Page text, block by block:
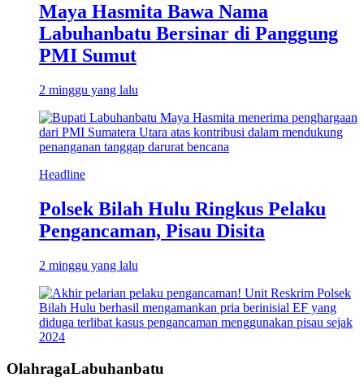
Maya Hasmita Bawa Nama
Labuhanbatu Bersinar di Panggung
PMI Sumut
2 minggu yang lalu
Headline
Polsek Bilah Hulu Ringkus Pelaku
Pengancaman, Pisau Disita
2 minggu yang lalu
OlahragaLabuhanbatu